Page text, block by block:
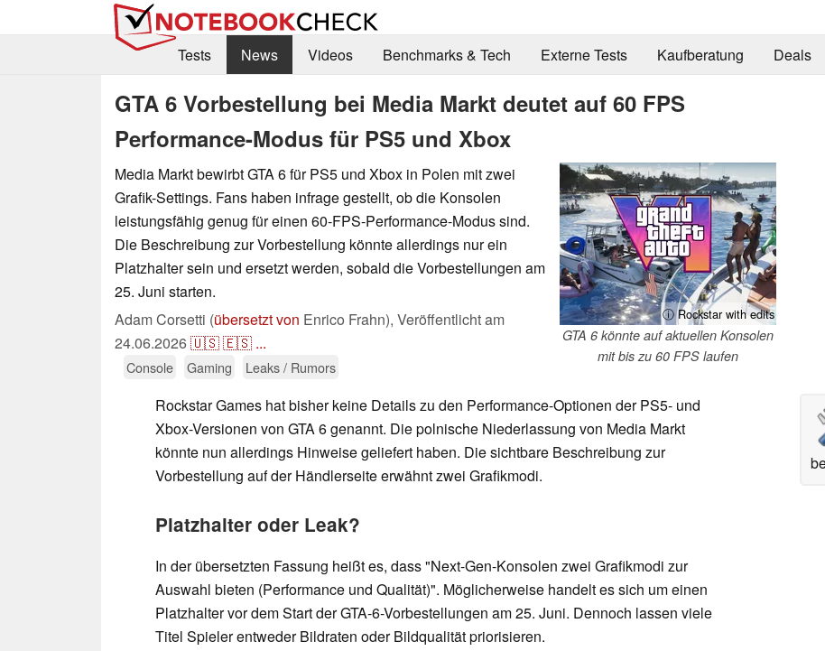
Tests
News Videos Benchmarks & Tech Externe Tests Kaufberatung Deals
GTA 6 Vorbestellung bei Media Markt deutet auf 60 FPS
Performance-Modus für PS5 und Xbox
ⓘ Rockstar with edits
GTA 6 könnte auf aktuellen Konsolen
mit bis zu 60 FPS laufen
Media Markt bewirbt GTA 6 für PS5 und Xbox in Polen mit zwei
Grafik-Settings. Fans haben infrage gestellt, ob die Konsolen
leistungsfähig genug für einen 60-FPS-Performance-Modus sind.
Die Beschreibung zur Vorbestellung könnte allerdings nur ein
Platzhalter sein und ersetzt werden, sobald die Vorbestellungen am
25. Juni starten.
Adam Corsetti (übersetzt von Enrico Frahn), Veröffentlicht am
24.06.2026🇺🇸🇪🇸 ...
Console Gaming Leaks / Rumors
Rockstar Games hat bisher keine Details zu den Performance-Optionen der PS5- und
Xbox-Versionen von GTA 6 genannt. Die polnische Niederlassung von Media Markt
könnte nun allerdings Hinweise geliefert haben. Die sichtbare Beschreibung zur
Vorbestellung auf der Händlerseite erwähnt zwei Grafikmodi.
Platzhalter oder Leak?
In der übersetzten Fassung heißt es, dass "Next-Gen-Konsolen zwei Grafikmodi zur
Auswahl bieten (Performance und Qualität)". Möglicherweise handelt es sich um einen
Platzhalter vor dem Start der GTA-6-Vorbestellungen am 25. Juni. Dennoch lassen viele
Titel Spieler entweder Bildraten oder Bildqualität priorisieren.